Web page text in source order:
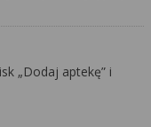
„Dodaj aptekę” i